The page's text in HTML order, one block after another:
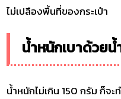
ไม่เปลืองพื้นที่ของกระเป๋า
น้ำหนักเบาด้วยน้
น้ำหนักไม่เกิน 150 กรัม ก็จะ